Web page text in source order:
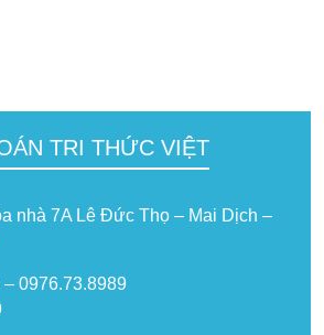
TRI THỨC VIỆT
nhà 7A Lê Đức Thọ – Mai Dịch –
0976.73.8989